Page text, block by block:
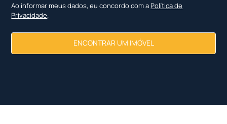
Ao informar meus dados, eu concordo com a Política de
Privacidade.
ENCONTRAR UM IMÓVEL